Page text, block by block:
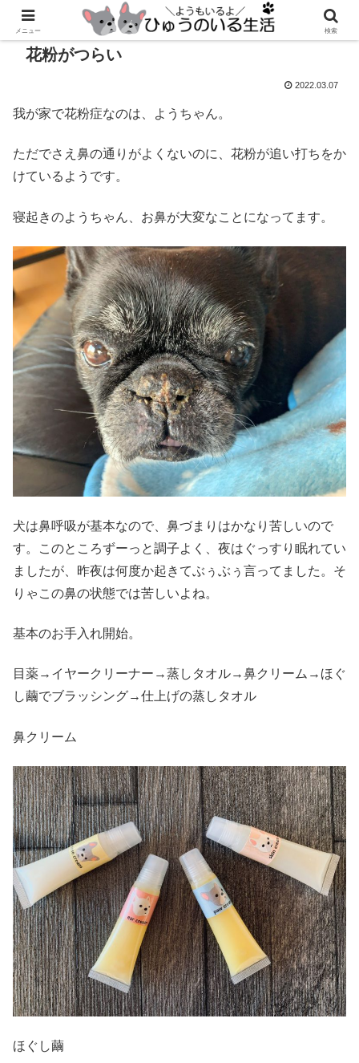
花粉がつらい
2022.03.07
我が家で花粉症なのは、ようちゃん。
ただでさえ鼻の通りがよくないのに、花粉が追い打ちをか
けているようです。
寝起きのようちゃん、お鼻が大変なことになってます。
犬は鼻呼吸が基本なので、鼻づまりはかなり苦しいので
す。このところずーっと調子よく、夜はぐっすり眠れてい
ましたが、昨夜は何度か起きてぶぅぶぅ言ってました。そ
りゃこの鼻の状態では苦しいよね。
基本のお手入れ開始。
目薬→イヤークリーナー→蒸しタオル→鼻クリーム→ほぐ
し繭でブラッシング→仕上げの蒸しタオル
鼻クリーム
ほぐし繭
メニュー 検索